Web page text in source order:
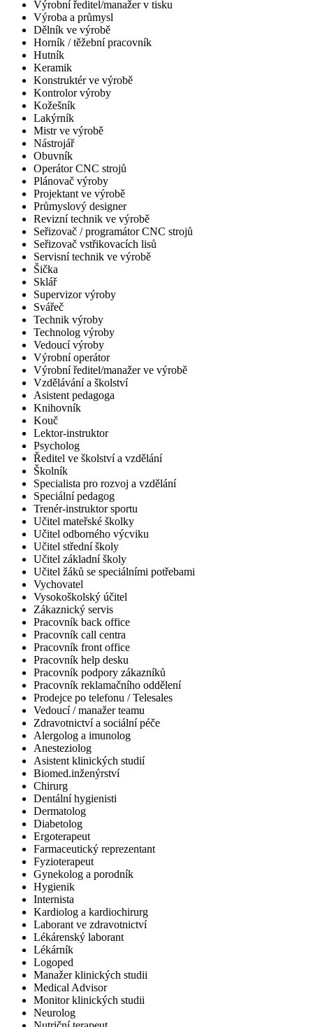
Výrobní ředitel/manažer v tisku
Výroba a průmysl
Dělník ve výrobě
Horník / těžební pracovník
Hutník
Keramik
Konstruktér ve výrobě
Kontrolor výroby
Kožešník
Lakýrník
Mistr ve výrobě
Nástrojář
Obuvník
Operátor CNC strojů
Plánovač výroby
Projektant ve výrobě
Průmyslový designer
Revizní technik ve výrobě
Seřizovač / programátor CNC strojů
Seřizovač vstřikovacích lisů
Servisní technik ve výrobě
Šička
Sklář
Supervizor výroby
Svářeč
Technik výroby
Technolog výroby
Vedoucí výroby
Výrobní operátor
Výrobní ředitel/manažer ve výrobě
Vzdělávání a školství
Asistent pedagoga
Knihovník
Kouč
Lektor-instruktor
Psycholog
Ředitel ve školství a vzdělání
Školník
Specialista pro rozvoj a vzdělání
Speciální pedagog
Trenér-instruktor sportu
Učitel mateřské školky
Učitel odborného výcviku
Učitel střední školy
Učitel základní školy
Učitel žáků se speciálními potřebami
Vychovatel
Vysokoškolský účitel
Zákaznický servis
Pracovník back office
Pracovník call centra
Pracovník front office
Pracovník help desku
Pracovník podpory zákazníků
Pracovník reklamačního oddělení
Prodejce po telefonu / Telesales
Vedoucí / manažer teamu
Zdravotnictví a sociální péče
Alergolog a imunolog
Anesteziolog
Asistent klinických studií
Biomed.inženýrství
Chirurg
Dentální hygienisti
Dermatolog
Diabetolog
Ergoterapeut
Farmaceutický reprezentant
Fyzioterapeut
Gynekolog a porodník
Hygienik
Internista
Kardiolog a kardiochirurg
Laborant ve zdravotnictví
Lékárenský laborant
Lékárník
Logoped
Manažer klinických studii
Medical Advisor
Monitor klinických studii
Neurolog